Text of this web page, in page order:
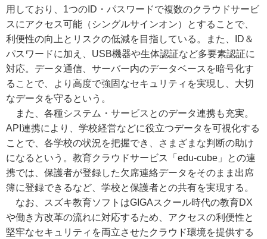
用しており、1つのID・パスワードで複数のクラウドサービ
スにアクセス可能（シングルサインオン）とすることで、
利便性の向上とリスクの低減を目指している。また、ID＆
パスワードに加え、USB機器や生体認証など多要素認証に
対応。データ通信、サーバー内のデータベースを暗号化す
ることで、より高度で強固なセキュリティを実現し、大切
なデータを守るという。
また、各種システム・サービスとのデータ連携も充実。
API連携により、学校経営などに役立つデータを可視化する
ことで、各学校の状況を把握でき、さまざまな判断の助け
になるという。教育クラウドサービス「edu-cube」との連
携では、保護者が登録した欠席連絡データをそのまま出席
簿に登録できるなど、学校と保護者との共有を実現する。
なお、スズキ教育ソフトはGIGAスクール時代の教育DX
や働き方改革の流れに対応するため、アクセスの利便性と
堅牢なセキュリティを両立させたクラウド環境を提供する